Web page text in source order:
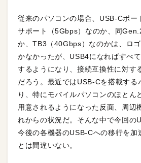
従来のパソコンの場合、USB-Cポー
サポート（5Gbps）なのか、同
か、TB3（40Gbps）なのかは、ロ
かなかったが、USB4になればすべ
するようになり、接続互換性に対す
だろう。最近ではUSB-Cを搭載する
り、特にモバイルパソコンのほとん
用意されるようになった反面、周辺
れからの状況だ。そんな中で今回の
今後の各機器のUSB-Cへの移行を加
とは間違いない。